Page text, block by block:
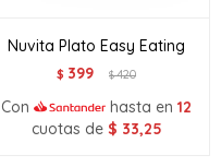
Nuvita Plato Easy Eating
$ 399 $420
Con hasta en 12
cuotas de $ 33,25